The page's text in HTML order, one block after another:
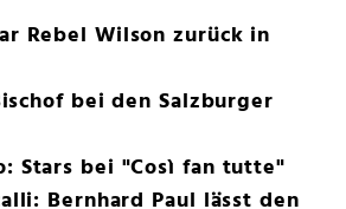
Rebel Wilson zurück in
bei den Salzburger
Stars bei "Così fan tutte"
Bernhard Paul lässt den